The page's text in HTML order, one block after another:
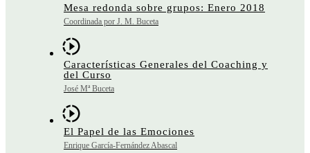
Mesa redonda sobre grupos: Enero 2018
Coordinada por J. M. Buceta
Características Generales del Coaching y
del Curso
José Mª Buceta
El Papel de las Emociones
Enrique García-Fernández Abascal